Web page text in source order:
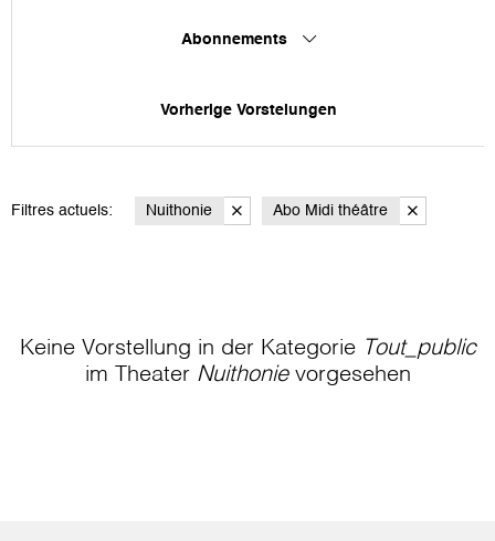
Abonnements
Vorherige Vorstelungen
Filtres actuels: Nuithonie Abo Midi théâtre
Keine Vorstellung in der Kategorie Tout_public
im Theater Nuithonievorgesehen